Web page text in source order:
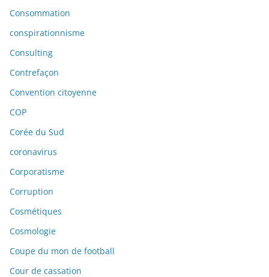
Consommation
conspirationnisme
Consulting
Contrefaçon
Convention citoyenne
COP
Corée du Sud
coronavirus
Corporatisme
Corruption
Cosmétiques
Cosmologie
Coupe du mon de football
Cour de cassation